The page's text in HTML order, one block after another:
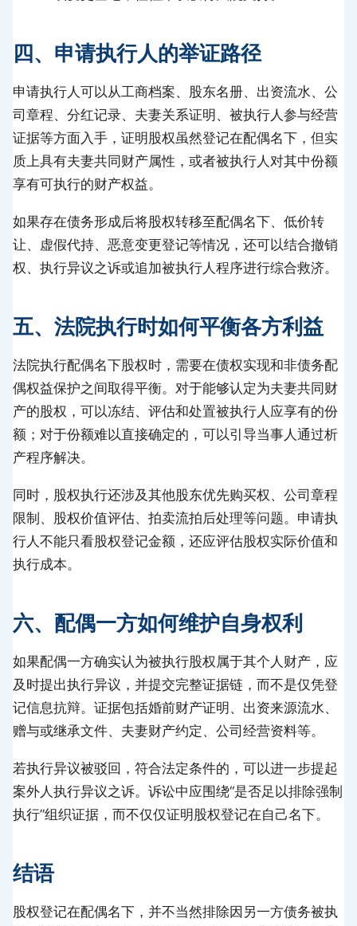
四、申请执行人的举证路径
申请执行人可以从工商档案、股东名册、出资流水、公
司章程、分红记录、夫妻关系证明、被执行人参与经营
证据等方面入手，证明股权虽然登记在配偶名下，但实
质上具有夫妻共同财产属性，或者被执行人对其中份额
享有可执行的财产权益。
如果存在债务形成后将股权转移至配偶名下、低价转
让、虚假代持、恶意变更登记等情况，还可以结合撤销
权、执行异议之诉或追加被执行人程序进行综合救济。
五、法院执行时如何平衡各方利益
法院执行配偶名下股权时，需要在债权实现和非债务配
偶权益保护之间取得平衡。对于能够认定为夫妻共同财
产的股权，可以冻结、评估和处置被执行人应享有的份
额；对于份额难以直接确定的，可以引导当事人通过析
产程序解决。
同时，股权执行还涉及其他股东优先购买权、公司章程
限制、股权价值评估、拍卖流拍后处理等问题。申请执
行人不能只看股权登记金额，还应评估股权实际价值和
执行成本。
六、配偶一方如何维护自身权利
如果配偶一方确实认为被执行股权属于其个人财产，应
及时提出执行异议，并提交完整证据链，而不是仅凭登
记信息抗辩。证据包括婚前财产证明、出资来源流水、
赠与或继承文件、夫妻财产约定、公司经营资料等。
若执行异议被驳回，符合法定条件的，可以进一步提起
案外人执行异议之诉。诉讼中应围绕“是否足以排除强制
执行”组织证据，而不仅仅证明股权登记在自己名下。
结语
股权登记在配偶名下，并不当然排除因另一方债务被执